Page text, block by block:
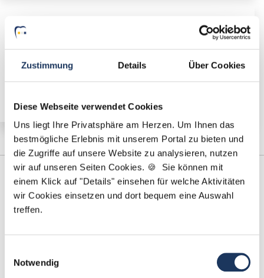
Zustimmung Details Über Cookies
Diese Webseite verwendet Cookies
Uns liegt Ihre Privatsphäre am Herzen. Um Ihnen das
bestmögliche Erlebnis mit unserem Portal zu bieten und
die Zugriffe auf unsere Website zu analysieren, nutzen
wir auf unseren Seiten Cookies. 🍪 Sie können mit
einem Klick auf "Details" einsehen für welche Aktivitäten
wir Cookies einsetzen und dort bequem eine Auswahl
treffen.
Notwendig
🌟 PREMIUM-STELLENANGEBOT 🌟
Kinderzahnarzt (m/w/d) in Voll- oder Teilzeit ab
sofort in Kamp-Lintfort
Yanina Weilemann